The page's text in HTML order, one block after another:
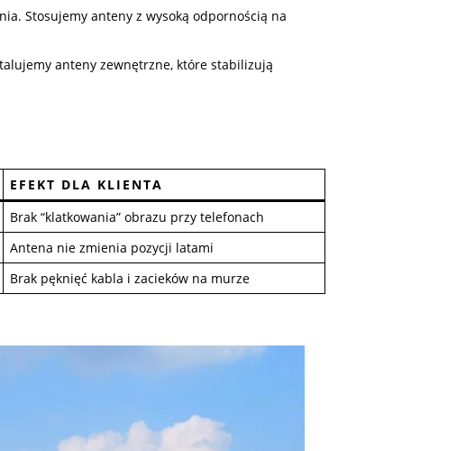
Stosujemy anteny z wysoką odpornością na
anteny zewnętrzne, które stabilizują
EFEKT DLA KLIENTA
Brak “klatkowania” obrazu przy telefonach
Antena nie zmienia pozycji latami
Brak pęknięć kabla i zacieków na murze